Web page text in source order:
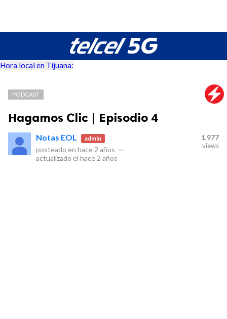
Hora local en Tijuana:
PODCAST
Hagamos Clic | Episodio 4
Notas EOL admin
posteado en hace 2 años —
actualizado el hace 2 años
1,977
views